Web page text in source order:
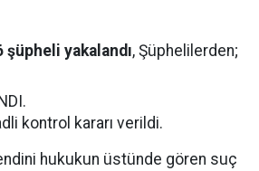
yakalandı, Şüphelilerden;
kontrol kararı verildi.
hukukun üstünde gören suç